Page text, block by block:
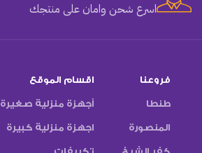
اسرع شحن وامان على منتجك
فروعنا
طنطا
المنصورة
اقسام الموقع
أجهزة منزلية صغيرة
اجهزة منزلية كبيرة